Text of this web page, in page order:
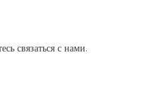
связаться с нами.